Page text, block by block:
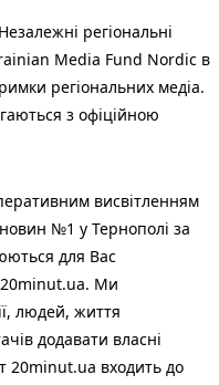
регіональні
Media Fund Nordic в
регіональних медіа.
з офіційною
висвітленням
№1 у Тернополі за
для Вас
20minut.ua. Ми
людей, життя
додавати власні
20minut.ua входить до